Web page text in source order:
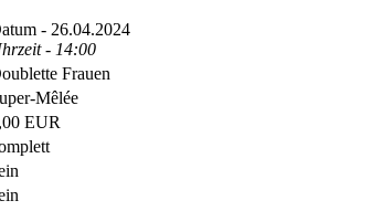
- 26.04.2024
- 14:00
Frauen
Mêlée
EUR